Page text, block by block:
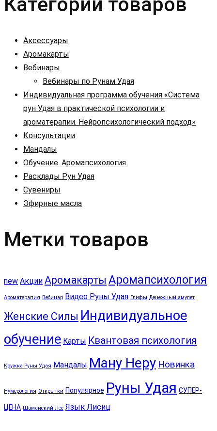
Аксессуары
Аромакарты
Вебинары
Вебинары по Рунам Удая
Индивидуальная программа обучения «Система
рун Удая в практической психологии и
ароматерапии. Нейропсихологический подход»
Консультации
Мандалы
Обучение. Аромапсихология
Расклады Рун Удая
Сувениры
Эфирные масла
Метки товаров
new Акции Аромакарты Аромапсихология
Ароматерапия Вебинар Видео Руны Удая Глифы Денежный амулет
Женские Силы Индивидуальное
обучение Карты Квантовая психология
Кружка Руны Удая Мандалы Ману Неру Новинка
Нумерология Открытки Популярное Руны Удая СУПЕР-
ЦЕНА Шаманский Лес Язык Лисиц